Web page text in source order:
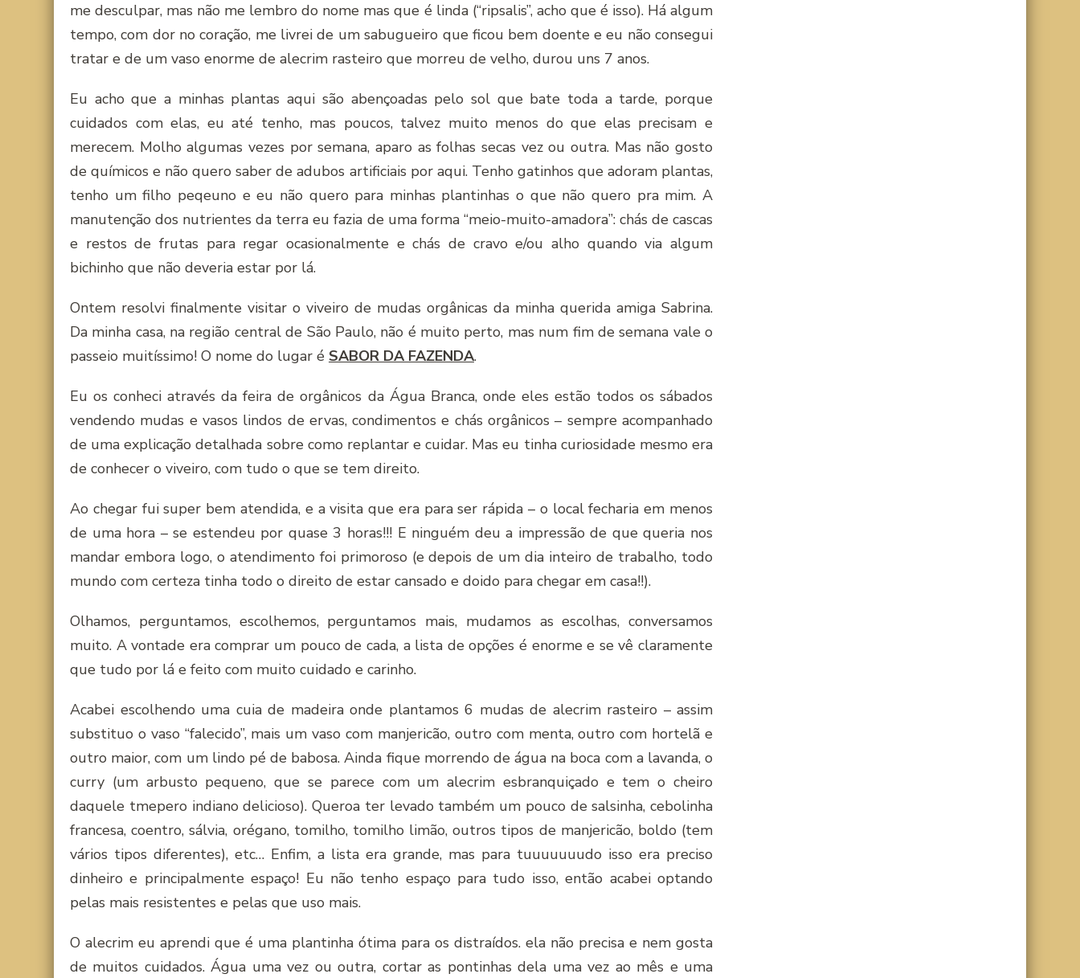
me desculpar, mas não me lembro do nome mas que é linda (“ripsalis”, acho que é isso). Há algum
tempo, com dor no coração, me livrei de um sabugueiro que ficou bem doente e eu não consegui
tratar e de um vaso enorme de alecrim rasteiro que morreu de velho, durou uns 7 anos.
Eu acho que a minhas plantas aqui são abençoadas pelo sol que bate toda a tarde, porque
cuidados com elas, eu até tenho, mas poucos, talvez muito menos do que elas precisam e
merecem. Molho algumas vezes por semana, aparo as folhas secas vez ou outra. Mas não gosto
de químicos e não quero saber de adubos artificiais por aqui. Tenho gatinhos que adoram plantas,
tenho um filho peqeuno e eu não quero para minhas plantinhas o que não quero pra mim. A
manutenção dos nutrientes da terra eu fazia de uma forma “meio-muito-amadora”: chás de cascas
e restos de frutas para regar ocasionalmente e chás de cravo e/ou alho quando via algum
bichinho que não deveria estar por lá.
Ontem resolvi finalmente visitar o viveiro de mudas orgânicas da minha querida amiga Sabrina.
Da minha casa, na região central de São Paulo, não é muito perto, mas num fim de semana vale o
passeio muitíssimo! O nome do lugar é SABOR DA FAZENDA.
Eu os conheci através da feira de orgânicos da Água Branca, onde eles estão todos os sábados
vendendo mudas e vasos lindos de ervas, condimentos e chás orgânicos – sempre acompanhado
de uma explicação detalhada sobre como replantar e cuidar. Mas eu tinha curiosidade mesmo era
de conhecer o viveiro, com tudo o que se tem direito.
Ao chegar fui super bem atendida, e a visita que era para ser rápida – o local fecharia em menos
de uma hora – se estendeu por quase 3 horas!!! E ninguém deu a impressão de que queria nos
mandar embora logo, o atendimento foi primoroso (e depois de um dia inteiro de trabalho, todo
mundo com certeza tinha todo o direito de estar cansado e doido para chegar em casa!!).
Olhamos, perguntamos, escolhemos, perguntamos mais, mudamos as escolhas, conversamos
muito. A vontade era comprar um pouco de cada, a lista de opções é enorme e se vê claramente
que tudo por lá e feito com muito cuidado e carinho.
Acabei escolhendo uma cuia de madeira onde plantamos 6 mudas de alecrim rasteiro – assim
substituo o vaso “falecido”, mais um vaso com manjericão, outro com menta, outro com hortelã e
outro maior, com um lindo pé de babosa. Ainda fique morrendo de água na boca com a lavanda, o
curry (um arbusto pequeno, que se parece com um alecrim esbranquiçado e tem o cheiro
daquele tmepero indiano delicioso). Queroa ter levado também um pouco de salsinha, cebolinha
francesa, coentro, sálvia, orégano, tomilho, tomilho limão, outros tipos de manjericão, boldo (tem
vários tipos diferentes), etc… Enfim, a lista era grande, mas para tuuuuuuudo isso era preciso
dinheiro e principalmente espaço! Eu não tenho espaço para tudo isso, então acabei optando
pelas mais resistentes e pelas que uso mais.
O alecrim eu aprendi que é uma plantinha ótima para os distraídos. ela não precisa e nem gosta
de muitos cuidados. Água uma vez ou outra, cortar as pontinhas dela uma vez ao mês e uma